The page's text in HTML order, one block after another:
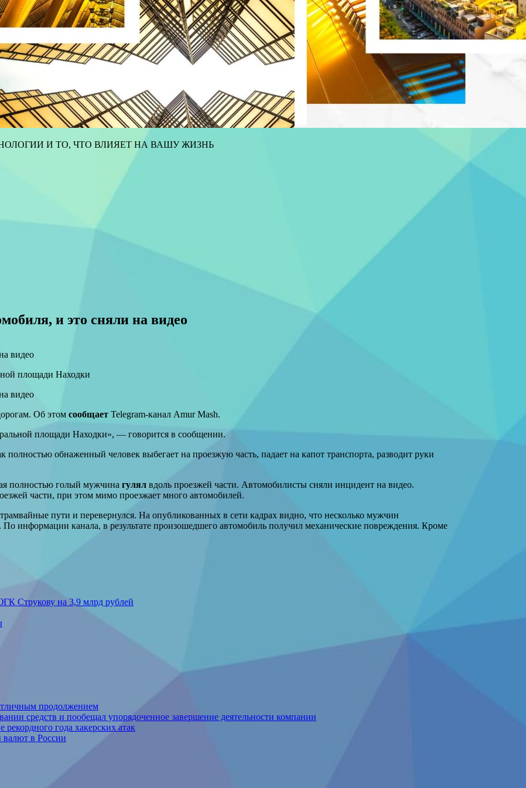
И ТО, ЧТО ВЛИЯЕТ НА ВАШУ ЖИЗНЬ
и это сняли на видео
площади Находки
Об этом сообщает Telegram-канал Amur Mash.
площади Находки», — говорится в сообщении.
обнаженный человек выбегает на проезжую часть, падает на капот транспорта, разводит руки
полностью голый мужчина гулял вдоль проезжей части. Автомобилисты сняли инцидент на видео.
части, при этом мимо проезжает много автомобилей.
пути и перевернулся. На опубликованных в сети кадрах видно, что несколько мужчин
информации канала, в результате произошедшего автомобиль получил механические повреждения. Кроме
Струкову на 3,9 млрд рублей
продолжением
средств и пообещал упорядоченное завершение деятельности компании
года хакерских атак
валют в России